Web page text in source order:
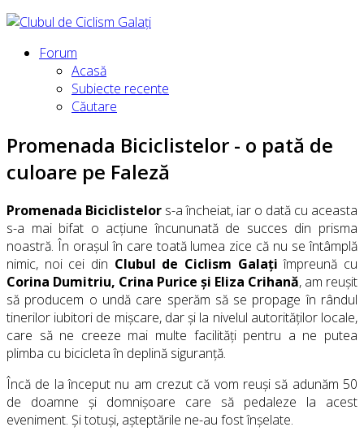
Forum
Acasă
Subiecte recente
Căutare
Promenada Biciclistelor - o pată de
culoare pe Faleză
Promenada Biciclistelor s-a încheiat, iar o dată cu aceasta
s-a mai bifat o acțiune încununată de succes din prisma
noastră. În orașul în care toată lumea zice că nu se întâmplă
nimic, noi cei din Clubul de Ciclism Galați împreună cu
Corina Dumitriu, Crina Purice și Eliza Crihană, am reușit
să producem o undă care sperăm să se propage în rândul
tinerilor iubitori de mișcare, dar și la nivelul autorităților locale,
care să ne creeze mai multe facilități pentru a ne putea
plimba cu bicicleta în deplină siguranță.
Încă de la început nu am crezut că vom reuși să adunăm 50
de doamne și domnișoare care să pedaleze la acest
eveniment. Și totuși, așteptările ne-au fost înșelate.